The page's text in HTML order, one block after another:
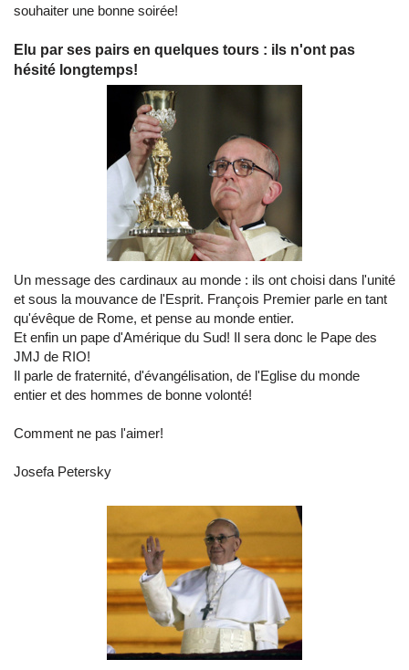
souhaiter une bonne soirée!
Elu par ses pairs en quelques tours : ils n'ont pas
hésité longtemps!
Un message des cardinaux au monde : ils ont choisi dans l'unité
et sous la mouvance de l'Esprit. François Premier parle en tant
qu'évêque de Rome, et pense au monde entier.
Et enfin un pape d'Amérique du Sud! Il sera donc le Pape des
JMJ de RIO!
Il parle de fraternité, d'évangélisation, de l'Eglise du monde
entier et des hommes de bonne volonté!
Comment ne pas l'aimer!
Josefa Petersky